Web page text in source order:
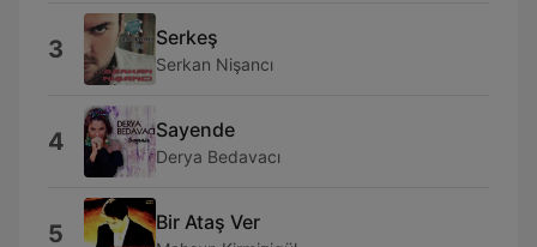
3 Serkeş
Serkan Nişancı
4 Sayende
Derya Bedavacı
5 Bir Ataş Ver